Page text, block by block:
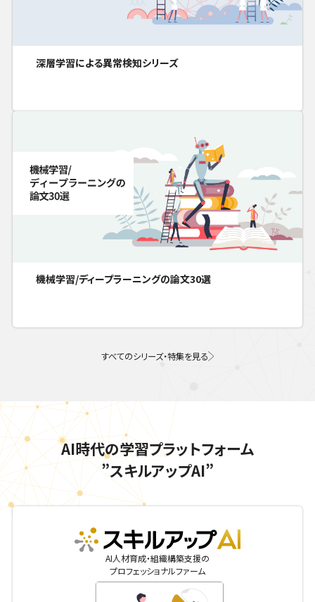
深層学習による異常検知シリーズ
機械学習/ディープラーニングの論文30選
すべてのシリーズ・特集を見る
AI時代の学習プラットフォーム
”スキルアップAI”
skillupai
AI人材育成・組織構築支援の
プロフェッショナルファーム